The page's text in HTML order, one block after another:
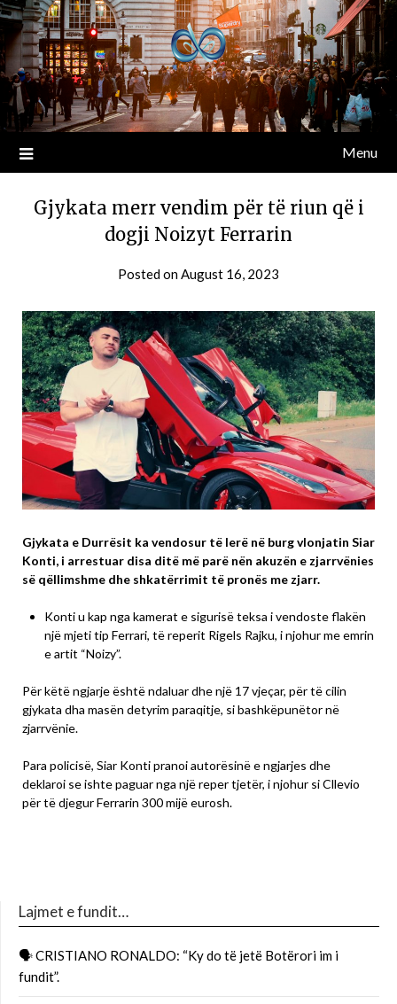
Menu
Gjykata merr vendim për të riun që i
dogji Noizyt Ferrarin
Posted onAugust 16, 2023
Gjykata e Durrësit ka vendosur të lerë në burg vlonjatin Siar
Konti, i arrestuar disa ditë më parë nën akuzën e zjarrvënies
së qëllimshme dhe shkatërrimit të pronës me zjarr.
Konti u kap nga kamerat e sigurisë teksa i vendoste flakën
një mjeti tip Ferrari, të reperit Rigels Rajku, i njohur me emrin
e artit “Noizy”.
Për këtë ngjarje është ndaluar dhe një 17 vjeçar, për të cilin
gjykata dha masën detyrim paraqitje, si bashkëpunëtor në
zjarrvënie.
Para policisë, Siar Konti pranoi autorësinë e ngjarjes dhe
deklaroi se ishte paguar nga një reper tjetër, i njohur si Cllevio
për të djegur Ferrarin 300 mijë eurosh.
Lajmet e fundit…
🗣 CRISTIANO RONALDO: “Ky do të jetë Botërori im i
fundit”.